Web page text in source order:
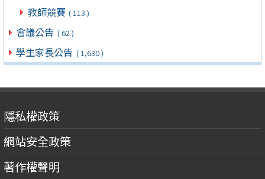
教師競賽 ( 113 )
會議公告 ( 62 )
學生家長公告 ( 1,630 )
隱私權政策
網站安全政策
著作權聲明